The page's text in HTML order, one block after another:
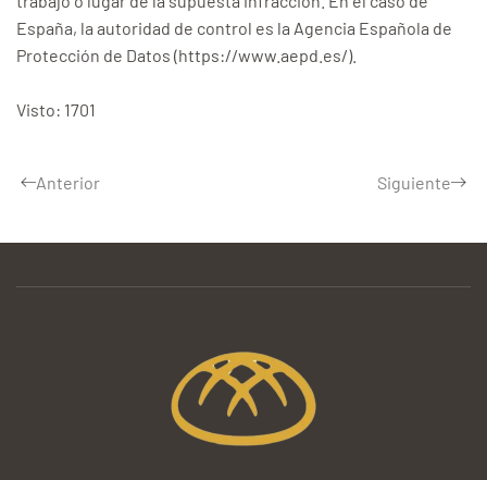
España, la autoridad de control es la Agencia Española de
Protección de Datos (https://www.aepd.es/).
Visto: 1701
Anterior Siguiente